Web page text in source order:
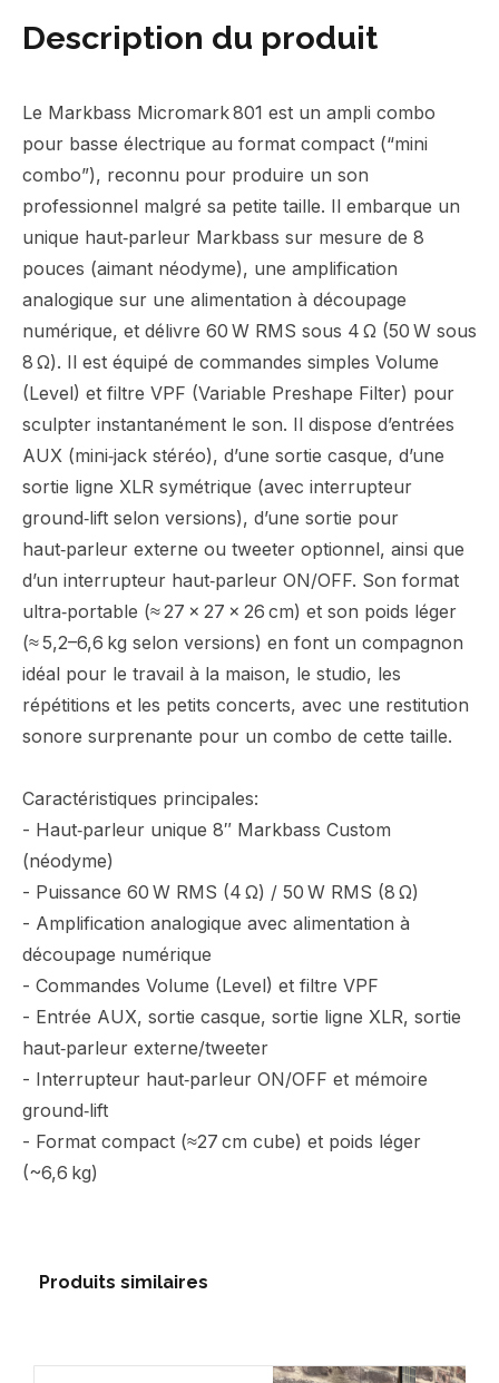
Description du produit
Le Markbass Micromark 801 est un ampli combo
pour basse électrique au format compact (“mini
combo”), reconnu pour produire un son
professionnel malgré sa petite taille. Il embarque un
unique haut‑parleur Markbass sur mesure de 8
pouces (aimant néodyme), une amplification
analogique sur une alimentation à découpage
numérique, et délivre 60 W RMS sous 4 Ω (50 W sous
8 Ω). Il est équipé de commandes simples Volume
(Level) et filtre VPF (Variable Preshape Filter) pour
sculpter instantanément le son. Il dispose d’entrées
AUX (mini‑jack stéréo), d’une sortie casque, d’une
sortie ligne XLR symétrique (avec interrupteur
ground‑lift selon versions), d’une sortie pour
haut‑parleur externe ou tweeter optionnel, ainsi que
d’un interrupteur haut‑parleur ON/OFF. Son format
ultra‑portable (≈ 27 × 27 × 26 cm) et son poids léger
(≈ 5,2–6,6 kg selon versions) en font un compagnon
idéal pour le travail à la maison, le studio, les
répétitions et les petits concerts, avec une restitution
sonore surprenante pour un combo de cette taille.
Caractéristiques principales:
- Haut‑parleur unique 8″ Markbass Custom
(néodyme)
- Puissance 60 W RMS (4 Ω) / 50 W RMS (8 Ω)
- Amplification analogique avec alimentation à
découpage numérique
- Commandes Volume (Level) et filtre VPF
- Entrée AUX, sortie casque, sortie ligne XLR, sortie
haut‑parleur externe/tweeter
- Interrupteur haut‑parleur ON/OFF et mémoire
ground‑lift
- Format compact (≈27 cm cube) et poids léger
(~6,6 kg)
Produits similaires